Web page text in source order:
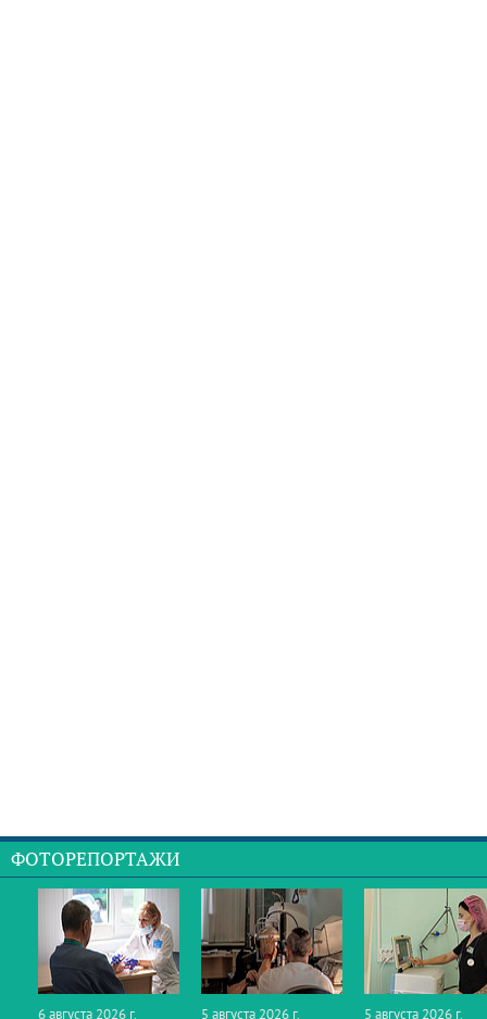
ФОТОРЕПОРТАЖИ
6 августа 2026 г. 5 августа 2026 г. 5 августа 2026 г.